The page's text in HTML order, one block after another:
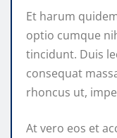
Et harum
optio cumque
tincidunt. Duis
consequat
rhoncus ut,
At vero eos et